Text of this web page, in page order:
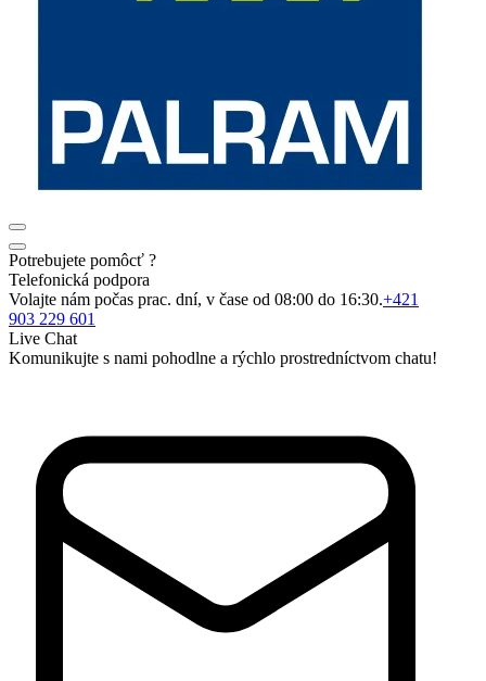
Potrebujete pomôcť ?
Telefonická podpora
Volajte nám počas prac. dní, v čase od 08:00 do 16:30.+421
903 229 601
Live Chat
Komunikujte s nami pohodlne a rýchlo prostredníctvom chatu!